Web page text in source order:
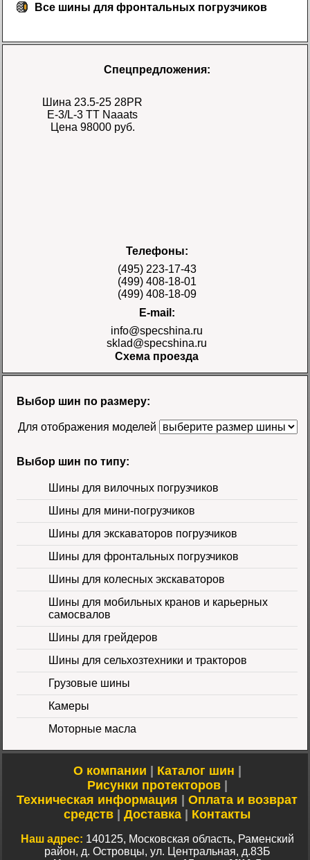
Все шины для фронтальных погрузчиков
Спецпредложения:
Шина 23.5-25 28PR
E-3/L-3 TT Naaats
Цена 98000 руб.
E-3/L-3 TT Naaats
Цена 48000 руб.
58500 руб.
Шина 16.9-30
14PR TL Galaxy
Цена 60000 руб.
Шина 16.9-24 16PR
IND-80 OzkaЦена
46000 руб.
Шина 10-16.5 10PR
ER-218 TL Nortec
Телефоны:
(495) 223-17-43
(499) 408-18-01
(499) 408-18-09
E-mail:
info@specshina.ru
sklad@specshina.ru
Схема проезда
Выбор шин по размеру:
Для отображения моделей
Выбор шин по типу:
Шины для вилочных погрузчиков
Шины для мини-погрузчиков
Шины для экскаваторов погрузчиков
Шины для фронтальных погрузчиков
Шины для колесных экскаваторов
Шины для мобильных кранов и карьерных
самосвалов
Шины для грейдеров
Шины для сельхозтехники и тракторов
Грузовые шины
Камеры
Моторные масла
О компании | Каталог шин |
Рисунки протекторов|
Техническая информация | Оплата и возврат
средств | Доставка | Контакты
Наш адрес: 140125, Московская область, Раменский
район, д. Островцы, ул. Центральная, д.83Б